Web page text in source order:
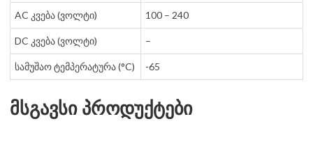
AC კვება (ვოლტი) 100 – 240
DC კვება (ვოლტი) –
სამუშაო ტემპერატურა (°C) -65
მსგავსი პროდუქტები